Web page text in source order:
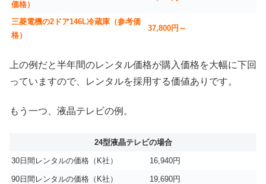
価格）
三菱電機の2ドア146L冷蔵庫（参考価
格）
37,800円～
上の例だと半年間のレンタル価格が購入価格を大幅に下回
っていますので、レンタルを採用する価値ありです。
もう一つ、液晶テレビの例。
24型液晶テレビの場合
30日間レンタルの価格（K社） 16,940円
90日間レンタルの価格（K社） 19,690円